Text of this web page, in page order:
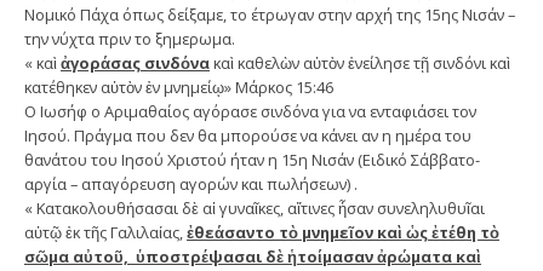
Νομικό Πάχα όπως δείξαμε, το έτρωγαν στην αρχή της 15ης Νισάν –
την νύχτα πριν το ξημερωμα.
« καὶἀγοράσας σινδόνακαὶ καθελὼν αὐτὸν ἐνείλησε τῇ σινδόνι καὶ
κατέθηκεν αὐτὸν ἐν μνημείῳ» Μάρκος 15:46
Ο Ιωσήφ ο Αριμαθαίος αγόρασε σινδόνα για να ενταφιάσει τον
Ιησού. Πράγμα που δεν θα μπορούσε να κάνει αν η ημέρα του
θανάτου του Ιησού Χριστού ήταν η 15η Νισάν (Ειδικό Σάββατο-
αργία – απαγόρευση αγορών και πωλήσεων) .
« Κατακολουθήσασαι δὲ αἱ γυναῖκες, αἵτινες ἦσαν συνεληλυθυῖαι
αὐτῷ ἐκ τῆς Γαλιλαίας,ἐθεάσαντο τὸ μνημεῖον καὶ ὡς ἐτέθη τὸ
σῶμα αὐτοῦ, ὑποστρέψασαι δὲ ἡτοίμασαν ἀρώματα καὶ